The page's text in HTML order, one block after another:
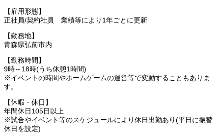
【雇用形態】
正社員/契約社員 業績等により1年ごとに更新
【勤務地】
青森県弘前市内
【勤務時間】
9時～18時(うち休憩1時間)
※イベントの時間やホームゲームの運営等で変動することもありま
す。
【休暇・休日】
年間休日105日以上
※試合やイベント等のスケジュールにより休日出勤あり(平日に振替
休日を設定)